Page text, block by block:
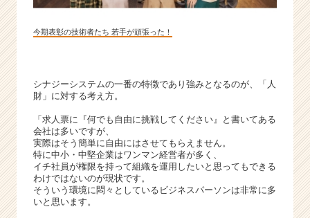
く
活
チ
キ
ャ
リ
ア
（C
h
今期表彰の技術者たち 若手が頑張った！
シナジーシステムの一番の特徴であり強みとなるのが、「人
財」に対する考え方。
「求人票に『何でも自由に挑戦してください』と書いてある
会社は多いですが、
実際はそう簡単に自由にはさせてもらえません。
特に中小・中堅企業はワンマン経営者が多く、
イチ社員が権限を持って組織を運用したいと思ってもできる
わけではないのが現状です。
そういう環境に悶々としているビジネスパーソンは非常に多
いと思います。